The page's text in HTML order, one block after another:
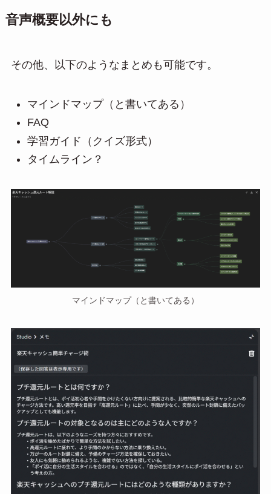
音声概要以外にも
その他、以下のようなまとめも可能です。
マインドマップ（と書いてある）
FAQ
学習ガイド（クイズ形式）
タイムライン？
マインドマップ（と書いてある）